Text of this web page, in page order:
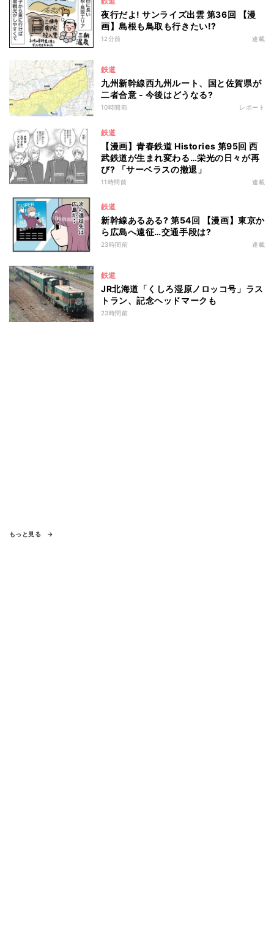
夜行だよ! サンライズ出雲 第36回 【漫
画】島根も鳥取も行きたい!?
12分前 連載
鉄道
九州新幹線西九州ルート、国と佐賀県が
二者合意 - 今後はどうなる?
10時間前 レポート
鉄道
【漫画】青春鉄道 Histories 第95回 西
武鉄道が生まれ変わる…栄光の日々が再
び? 「サーベラスの撤退」
11時間前 連載
鉄道
新幹線あるある? 第54回 【漫画】東京か
ら広島へ遠征…交通手段は?
23時間前 連載
鉄道
JR北海道「くしろ湿原ノロッコ号」ラス
トラン、記念ヘッドマークも
23時間前
もっと見る